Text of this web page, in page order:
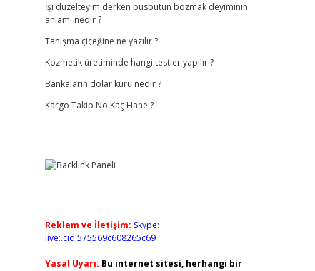
İşi düzelteyim derken büsbütün bozmak deyiminin
anlamı nedir ?
Tanışma çiçeğine ne yazılır ?
Kozmetik üretiminde hangi testler yapılır ?
Bankaların dolar kuru nedir ?
Kargo Takip No Kaç Hane ?
Reklam ve İletişim: Skype:
live:.cid.575569c608265c69
Yasal Uyarı: Bu internet sitesi, herhangi bir